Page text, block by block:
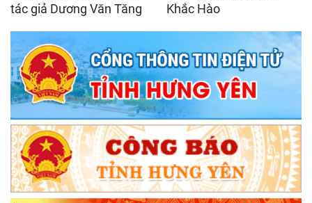
tác giả Dương Văn Tăng
Khắc Hào